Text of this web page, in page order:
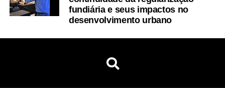
fundiária e seus impactos no
desenvolvimento urbano